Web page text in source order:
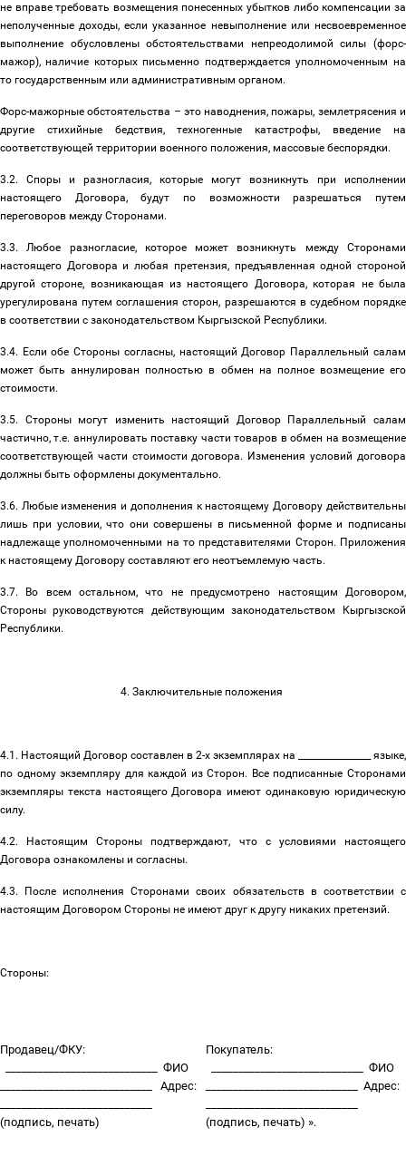
не вправе требовать возмещения понесенных убытков либо компенсации за
неполученные доходы, если указанное невыполнение или несвоевременное
выполнение обусловлены обстоятельствами непреодолимой силы (форс-
мажор), наличие которых письменно подтверждается уполномоченным на
то государственным или административным органом.
Форс-мажорные обстоятельства – это наводнения, пожары, землетрясения и
другие стихийные бедствия, техногенные катастрофы, введение на
соответствующей территории военного положения, массовые беспорядки.
3.2. Споры и разногласия, которые могут возникнуть при исполнении
настоящего Договора, будут по возможности разрешаться путем
переговоров между Сторонами.
3.3. Любое разногласие, которое может возникнуть между Сторонами
настоящего Договора и любая претензия, предъявленная одной стороной
другой стороне, возникающая из настоящего Договора, которая не была
урегулирована путем соглашения сторон, разрешаются в судебном порядке
в соответствии с законодательством Кыргызской Республики.
3.4. Если обе Стороны согласны, настоящий Договор Параллельный салам
может быть аннулирован полностью в обмен на полное возмещение его
стоимости.
3.5. Стороны могут изменить настоящий Договор Параллельный салам
частично, т.е. аннулировать поставку части товаров в обмен на возмещение
соответствующей части стоимости договора. Изменения условий договора
должны быть оформлены документально.
3.6. Любые изменения и дополнения к настоящему Договору действительны
лишь при условии, что они совершены в письменной форме и подписаны
надлежаще уполномоченными на то представителями Сторон. Приложения
к настоящему Договору составляют его неотъемлемую часть.
3.7. Во всем остальном, что не предусмотрено настоящим Договором,
Стороны руководствуются действующим законодательством Кыргызской
Республики.
4. Заключительные положения
4.1. Настоящий Договор составлен в 2-х экземплярах на ________________ языке,
по одному экземпляру для каждой из Сторон. Все подписанные Сторонами
экземпляры текста настоящего Договора имеют одинаковую юридическую
силу.
4.2. Настоящим Стороны подтверждают, что с условиями настоящего
Договора ознакомлены и согласны.
4.3. После исполнения Сторонами своих обязательств в соответствии с
настоящим Договором Стороны не имеют друг к другу никаких претензий.
Стороны:
Продавец/ФКУ:
Покупатель:
ФИО
Адрес:
(подпись, печать)
ФИО
Адрес:
(подпись, печать) ».